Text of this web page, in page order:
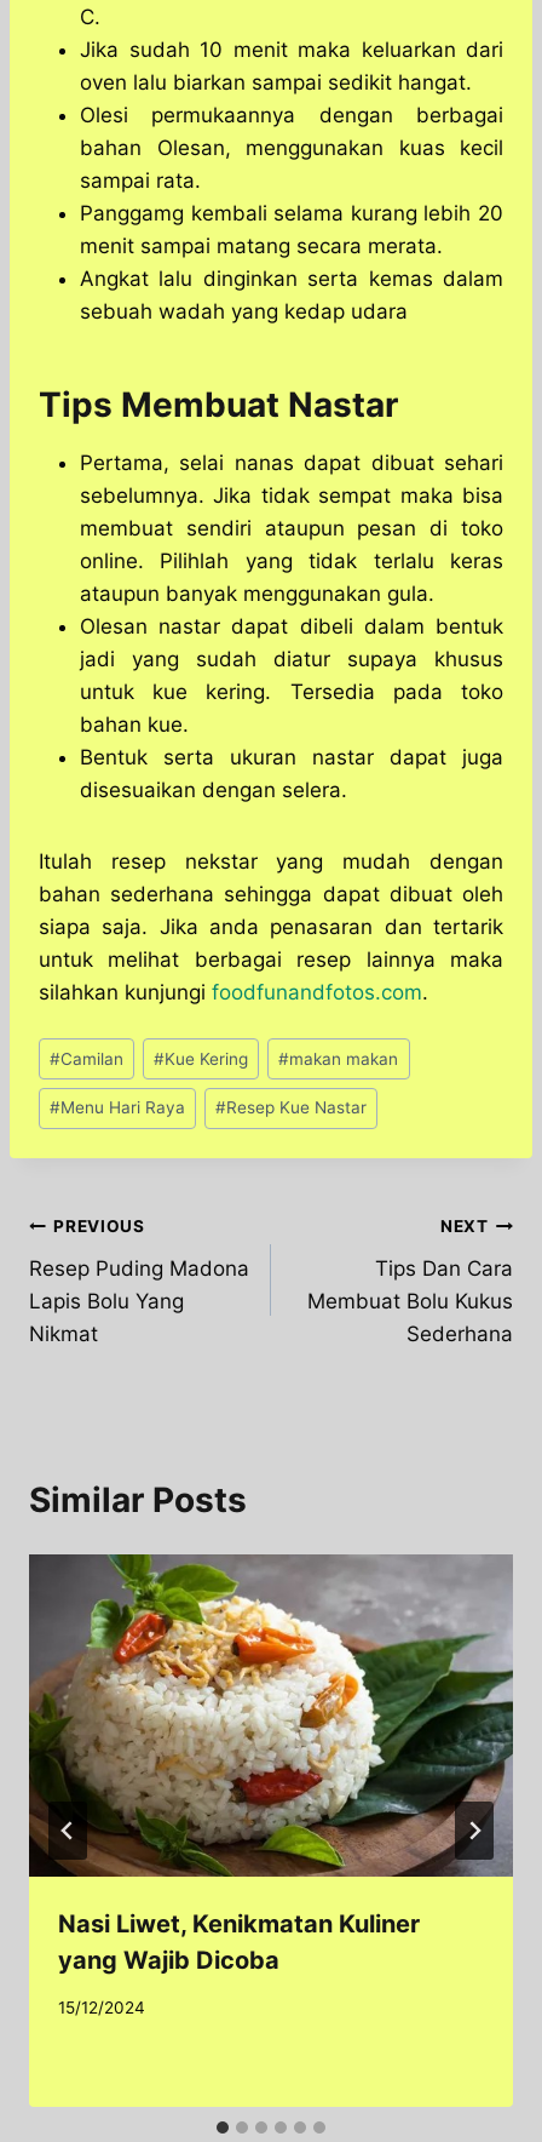
C.
Jika sudah 10 menit maka keluarkan dari
oven lalu biarkan sampai sedikit hangat.
Olesi permukaannya dengan berbagai
bahan Olesan, menggunakan kuas kecil
sampai rata.
Panggamg kembali selama kurang lebih 20
menit sampai matang secara merata.
Angkat lalu dinginkan serta kemas dalam
sebuah wadah yang kedap udara
Tips Membuat Nastar
Pertama, selai nanas dapat dibuat sehari
sebelumnya. Jika tidak sempat maka bisa
membuat sendiri ataupun pesan di toko
online. Pilihlah yang tidak terlalu keras
ataupun banyak menggunakan gula.
Olesan nastar dapat dibeli dalam bentuk
jadi yang sudah diatur supaya khusus
untuk kue kering. Tersedia pada toko
bahan kue.
Bentuk serta ukuran nastar dapat juga
disesuaikan dengan selera.
Itulah resep nekstar yang mudah dengan
bahan sederhana sehingga dapat dibuat oleh
siapa saja. Jika anda penasaran dan tertarik
untuk melihat berbagai resep lainnya maka
silahkan kunjungi foodfunandfotos.com.
Post
Tags:
#Camilan #Kue Kering #makan makan
#Menu Hari Raya #Resep Kue Nastar
Post
navigation
PREVIOUS
Resep Puding Madona
Lapis Bolu Yang
Nikmat
NEXT
Tips Dan Cara
Membuat Bolu Kukus
Sederhana
Similar Posts
Nasi Liwet, Kenikmatan Kuliner
yang Wajib Dicoba
15/12/2024